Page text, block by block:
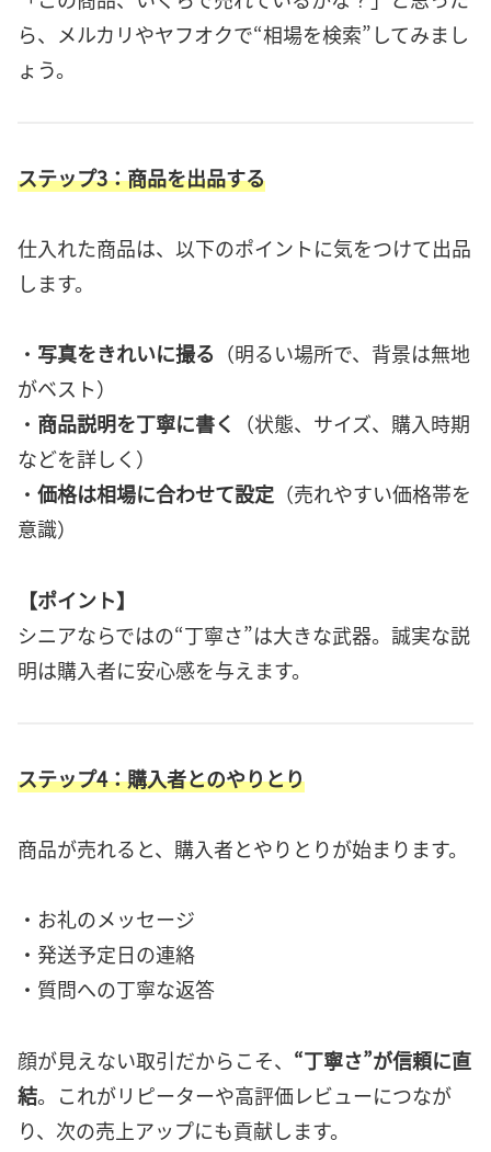
ら、メルカリやヤフオクで“相場を検索”してみまし
ょう。
ステップ3：商品を出品する
仕入れた商品は、以下のポイントに気をつけて出品
します。
・ 写真をきれいに撮る （明るい場所で、背景は無地
がベスト）
・ 商品説明を丁寧に書く
（状態、サイズ、購入時期
などを詳しく）
・ 価格は相場に合わせて設定 （売れやすい価格帯を
意識）
【ポイント】
シニアならではの“丁寧さ”は大きな武器。誠実な説
明は購入者に安心感を与えます。
ステップ4：購入者とのやりとり
商品が売れると、購入者とやりとりが始まります。
・お礼のメッセージ
・発送予定日の連絡
・質問への丁寧な返答
顔が見えない取引だからこそ、 “丁寧さ”が信頼に直
結。これがリピーターや高評価レビューにつなが
り、次の売上アップにも貢献します。